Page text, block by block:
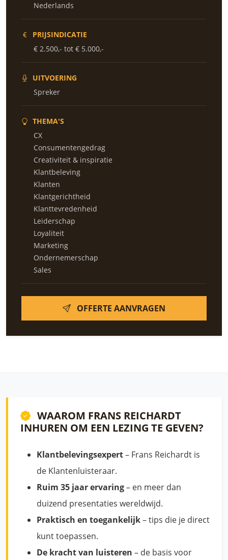
Nederlands
PRIJSINDICATIE
€ 2.500,- tot € 5.000,-
UITVOERING
Spreker
THEMA'S
CX
Consumentengedrag
Creativiteit & inspiratie
Klantbeleving
Klanten
Klantgerichtheid
Klanttevredenheid
Leiderschap
Loyaliteit
Marketing
Ondernemerschap
Sales
OFFERTE AANVRAGEN
WAAROM FRANS REICHARDT
INHUREN OM EEN LEZING TE GEVEN?
Klantbelevingsexpert– Frans Reichardt is
de Klantenluisteraar.
Ruim 35 jaar ervaring– en meer dan
duizend presentaties wereldwijd.
Praktisch en toegankelijk– tips die je direct
kunt toepassen.
De kracht van luisteren – de basis voor